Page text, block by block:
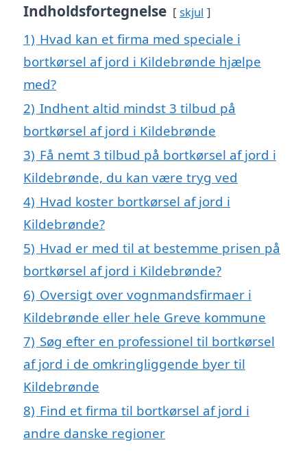
Indholdsfortegnelse skjul
1) Hvad kan et firma med speciale i
bortkørsel af jord i Kildebrønde hjælpe
med?
2) Indhent altid mindst 3 tilbud på
bortkørsel af jord i Kildebrønde
3) Få nemt 3 tilbud på bortkørsel af jord i
Kildebrønde, du kan være tryg ved
4) Hvad koster bortkørsel af jord i
Kildebrønde?
5) Hvad er med til at bestemme prisen på
bortkørsel af jord i Kildebrønde?
6) Oversigt over vognmandsfirmaer i
Kildebrønde eller hele Greve kommune
7) Søg efter en professionel til bortkørsel
af jord i de omkringliggende byer til
Kildebrønde
8) Find et firma til bortkørsel af jord i
andre danske regioner